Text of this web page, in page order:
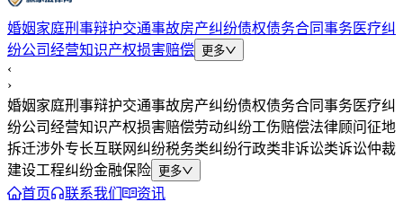
婚姻家庭刑事辩护交通事故房产纠纷债权债务合同事务医疗纠
纷公司经营知识产权损害赔偿 更多
‹
›
婚姻家庭刑事辩护交通事故房产纠纷债权债务合同事务医疗纠
纷公司经营知识产权损害赔偿劳动纠纷工伤赔偿法律顾问征地
拆迁涉外专长互联网纠纷税务类纠纷行政类非诉讼类诉讼仲裁
建设工程纠纷金融保险 更多
首页 联系我们 资讯